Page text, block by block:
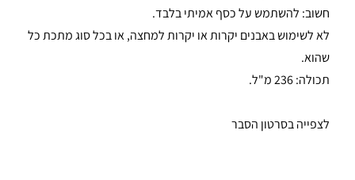
חשוב: להשתמש על כסף אמיתי בלבד.
לא לשימוש באבנים יקרות או יקרות למחצה, או בכל סוג מתכת כל
שהוא.
תכולה: 236 מ"ל.
לצפייה בסרטון הסבר